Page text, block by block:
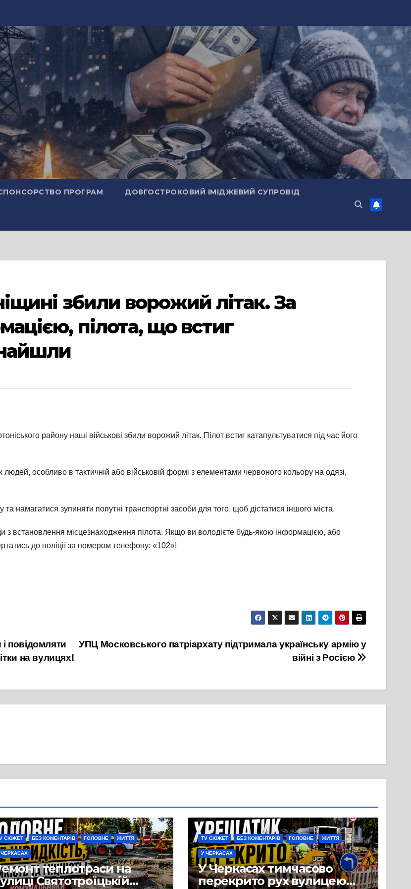
ПРОГРАМ ДОВГОСТРОКОВИЙ ІМІДЖЕВИЙ СУПРОВІД
збили ворожий літак. За
пілота, що встиг
району наші військові збили ворожий літак. Пілот встиг катапультуватися під час його
особливо в тактичній або військовій формі з елементами червоного кольору на одязі,
намагатися зупиняти попутні транспортні засоби для того, щоб дістатися іншого міста.
з встановлення місцезнаходження пілота. Якщо ви володієте будь-якою інформацією, або
до поліції за номером телефону: «102»!
УПЦ Московського патріархату підтримала українську армію у
війні з Росією
повідомляти
на вулицях!
СЮЖЕТ БЕЗ КОМЕНТАРІВ ГОЛОВНЕ ЖИТТЯ
ЧЕРКАСАХ
теплотраси на
Святотроїцькій
TV СЮЖЕТ БЕЗ КОМЕНТАРІВ ГОЛОВНЕ ЖИТТЯ
У ЧЕРКАСАХ
У Черкасах тимчасово
перекрито рух вулицею